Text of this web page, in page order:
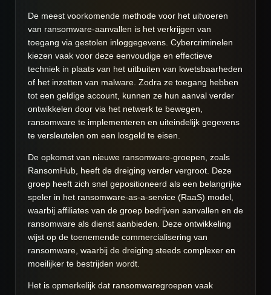
De meest voorkomende methode voor het uitvoeren
van ransomware-aanvallen is het verkrijgen van
toegang via gestolen inloggegevens. Cybercriminelen
kiezen vaak voor deze eenvoudige en effectieve
techniek in plaats van het uitbuiten van kwetsbaarheden
of het inzetten van malware. Zodra ze toegang hebben
tot een geldige account, kunnen ze hun aanval verder
ontwikkelen door via het netwerk te bewegen,
ransomware te implementeren en uiteindelijk gegevens
te versleutelen om een losgeld te eisen.
De opkomst van nieuwe ransomware-groepen, zoals
RansomHub, heeft de dreiging verder vergroot. Deze
groep heeft zich snel gepositioneerd als een belangrijke
speler in het ransomware-as-a-service (RaaS) model,
waarbij affiliates van de groep bedrijven aanvallen en de
ransomware als dienst aanbieden. Deze ontwikkeling
wijst op de toenemende commercialisering van
ransomware, waarbij de dreiging steeds complexer en
moeilijker te bestrijden wordt.
Het is opmerkelijk dat ransomwaregroepen vaak